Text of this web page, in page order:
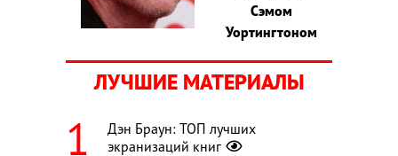
Сэмом
Уортингтоном
ЛУЧШИЕ МАТЕРИАЛЫ
Дэн Браун: ТОП лучших
экранизаций книг